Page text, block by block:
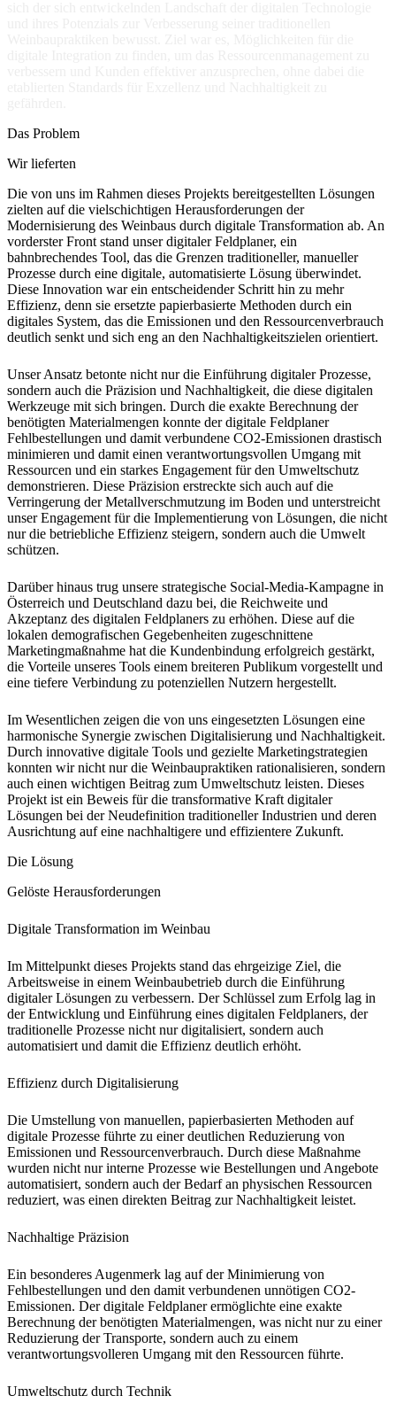
Das Problem
Wir lieferten
Die von uns im Rahmen dieses Projekts bereitgestellten Lösungen
zielten auf die vielschichtigen Herausforderungen der
Modernisierung des Weinbaus durch digitale Transformation ab. An
vorderster Front stand unser digitaler Feldplaner, ein
bahnbrechendes Tool, das die Grenzen traditioneller, manueller
Prozesse durch eine digitale, automatisierte Lösung überwindet.
Diese Innovation war ein entscheidender Schritt hin zu mehr
Effizienz, denn sie ersetzte papierbasierte Methoden durch ein
digitales System, das die Emissionen und den Ressourcenverbrauch
deutlich senkt und sich eng an den Nachhaltigkeitszielen orientiert.
Unser Ansatz betonte nicht nur die Einführung digitaler Prozesse,
sondern auch die Präzision und Nachhaltigkeit, die diese digitalen
Werkzeuge mit sich bringen. Durch die exakte Berechnung der
benötigten Materialmengen konnte der digitale Feldplaner
Fehlbestellungen und damit verbundene CO2-Emissionen drastisch
minimieren und damit einen verantwortungsvollen Umgang mit
Ressourcen und ein starkes Engagement für den Umweltschutz
demonstrieren. Diese Präzision erstreckte sich auch auf die
Verringerung der Metallverschmutzung im Boden und unterstreicht
unser Engagement für die Implementierung von Lösungen, die nicht
nur die betriebliche Effizienz steigern, sondern auch die Umwelt
schützen.
Darüber hinaus trug unsere strategische Social-Media-Kampagne in
Österreich und Deutschland dazu bei, die Reichweite und
Akzeptanz des digitalen Feldplaners zu erhöhen. Diese auf die
lokalen demografischen Gegebenheiten zugeschnittene
Marketingmaßnahme hat die Kundenbindung erfolgreich gestärkt,
die Vorteile unseres Tools einem breiteren Publikum vorgestellt und
eine tiefere Verbindung zu potenziellen Nutzern hergestellt.
Im Wesentlichen zeigen die von uns eingesetzten Lösungen eine
harmonische Synergie zwischen Digitalisierung und Nachhaltigkeit.
Durch innovative digitale Tools und gezielte Marketingstrategien
konnten wir nicht nur die Weinbaupraktiken rationalisieren, sondern
auch einen wichtigen Beitrag zum Umweltschutz leisten. Dieses
Projekt ist ein Beweis für die transformative Kraft digitaler
Lösungen bei der Neudefinition traditioneller Industrien und deren
Ausrichtung auf eine nachhaltigere und effizientere Zukunft.
Die Lösung
Gelöste Herausforderungen
Digitale Transformation im Weinbau
Im Mittelpunkt dieses Projekts stand das ehrgeizige Ziel, die
Arbeitsweise in einem Weinbaubetrieb durch die Einführung
digitaler Lösungen zu verbessern. Der Schlüssel zum Erfolg lag in
der Entwicklung und Einführung eines digitalen Feldplaners, der
traditionelle Prozesse nicht nur digitalisiert, sondern auch
automatisiert und damit die Effizienz deutlich erhöht.
Effizienz durch Digitalisierung
Die Umstellung von manuellen, papierbasierten Methoden auf
digitale Prozesse führte zu einer deutlichen Reduzierung von
Emissionen und Ressourcenverbrauch. Durch diese Maßnahme
wurden nicht nur interne Prozesse wie Bestellungen und Angebote
automatisiert, sondern auch der Bedarf an physischen Ressourcen
reduziert, was einen direkten Beitrag zur Nachhaltigkeit leistet.
Nachhaltige Präzision
Ein besonderes Augenmerk lag auf der Minimierung von
Fehlbestellungen und den damit verbundenen unnötigen CO2-
Emissionen. Der digitale Feldplaner ermöglichte eine exakte
Berechnung der benötigten Materialmengen, was nicht nur zu einer
Reduzierung der Transporte, sondern auch zu einem
verantwortungsvolleren Umgang mit den Ressourcen führte.
Umweltschutz durch Technik